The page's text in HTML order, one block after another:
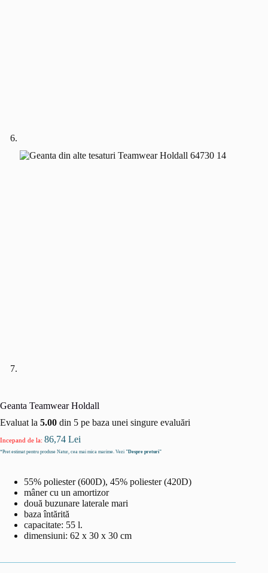
Geanta Teamwear Holdall
Evaluat la 5.00 din 5 pe baza unei singure evaluări
Incepand de la: 86,74 Lei
*Pret estimat pentru produse Natur, cea mai mica marime. Vezi "Despre preturi"
55% poliester (600D), 45% poliester (420D)
mâner cu un amortizor
două buzunare laterale mari
baza întărită
capacitate: 55 l.
dimensiuni: 62 x 30 x 30 cm